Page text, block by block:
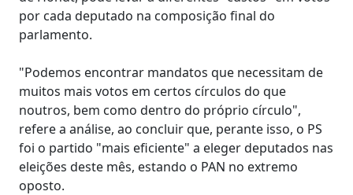
por cada deputado na composição final do
parlamento.
"Podemos encontrar mandatos que necessitam de
muitos mais votos em certos círculos do que
noutros, bem como dentro do próprio círculo",
refere a análise, ao concluir que, perante isso, o PS
foi o partido "mais eficiente" a eleger deputados nas
eleições deste mês, estando o PAN no extremo
oposto.